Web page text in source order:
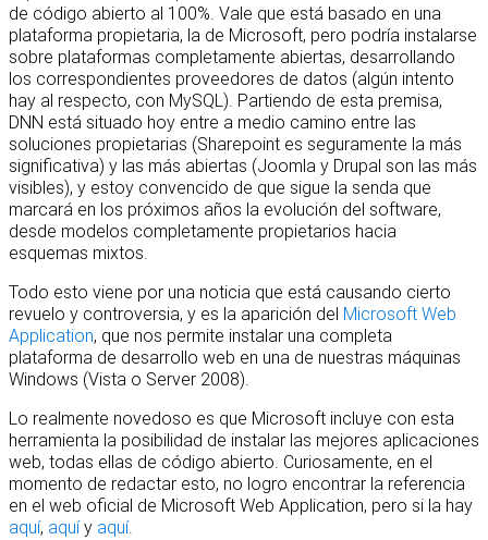
de código abierto al 100%. Vale que está basado en una
plataforma propietaria, la de Microsoft, pero podría instalarse
sobre plataformas completamente abiertas, desarrollando
los correspondientes proveedores de datos (algún intento
hay al respecto, con MySQL). Partiendo de esta premisa,
DNN está situado hoy entre a medio camino entre las
soluciones propietarias (Sharepoint es seguramente la más
significativa) y las más abiertas (Joomla y Drupal son las más
visibles), y estoy convencido de que sigue la senda que
marcará en los próximos años la evolución del software,
desde modelos completamente propietarios hacia
esquemas mixtos.
Todo esto viene por una noticia que está causando cierto
revuelo y controversia, y es la aparición del Microsoft Web
Application, que nos permite instalar una completa
plataforma de desarrollo web en una de nuestras máquinas
Windows (Vista o Server 2008).
Lo realmente novedoso es que Microsoft incluye con esta
herramienta la posibilidad de instalar las mejores aplicaciones
web, todas ellas de código abierto. Curiosamente, en el
momento de redactar esto, no logro encontrar la referencia
en el web oficial de Microsoft Web Application, pero si la hay
aquí, aquíy aquí.